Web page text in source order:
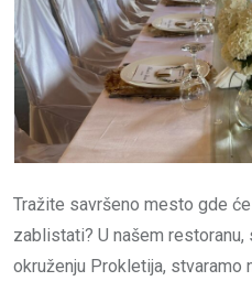
Tražite savršeno mesto gde
zablistati? U našem
okruženju Prokletija, stvaramo